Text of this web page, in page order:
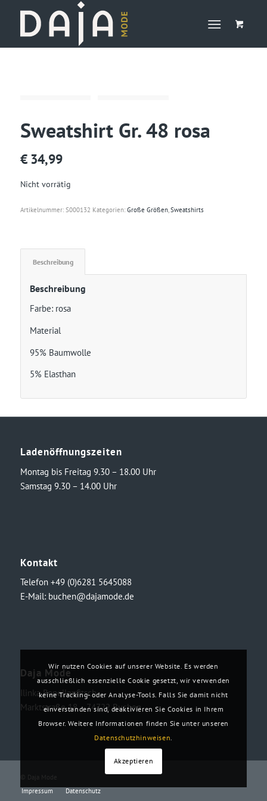
Sweatshirt Gr. 48 rosa
€ 34,99
Nicht vorrätig
Artikelnummer: S000132 Kategorien: Große Größen,Sweatshirts
Beschreibung
Beschreibung
Farbe: rosa
Material
95% Baumwolle
5% Elasthan
Ladenöffnungszeiten
Montag bis Freitag 9.30 – 18.00 Uhr
Samstag 9.30 – 14.00 Uhr
Kontakt
Telefon +49 (0)6281 5645088
E-Mail: buchen@dajamode.de
Daja Mode
Ilinka Ronellenfitsch
Marktstraße 18・74722 Buchen
© Daja Mode
Impressum
Datenschutz
Wir nutzen Cookies auf unserer Website. Es werden
ausschließlich essenzielle Cookie gesetzt, wir verwenden
keine Tracking- oder Analyse-Tools. Falls Sie damit nicht
einverstanden sind, deaktivieren Sie Cookies in Ihrem
Browser. Weitere Informationen finden Sie unter unseren
Datenschutzhinweisen.
Akzeptieren